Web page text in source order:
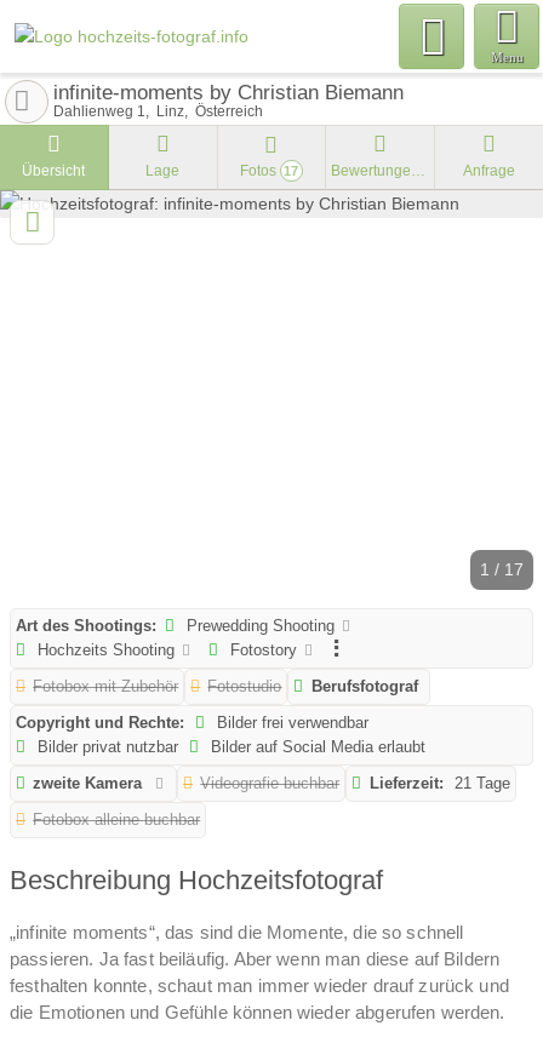
Menu
infinite-moments by Christian Biemann
Dahlienweg 1 Linz Österreich
Übersicht Lage Fotos 17 Bewertungen Anfrage
1 / 17
Art des Shootings:
Prewedding Shooting
Hochzeits Shooting
Fotostory
Fotobox mit Zubehör
Fotostudio
Berufsfotograf
Copyright und Rechte:
Bilder frei verwendbar
Bilder privat nutzbar
Bilder auf Social Media erlaubt
zweite Kamera
Videografie buchbar Lieferzeit:
21 Tage
Fotobox alleine buchbar
Beschreibung Hochzeitsfotograf
„infinite moments“, das sind die Momente, die so schnell
passieren. Ja fast beiläufig. Aber wenn man diese auf Bildern
festhalten konnte, schaut man immer wieder drauf zurück und
die Emotionen und Gefühle können wieder abgerufen werden.